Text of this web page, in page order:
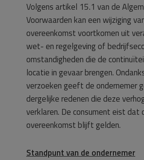
Volgens artikel 15.1 van de
Voorwaarden kan een wijziging
overeenkomst voortkomen uit
wet- en regelgeving of
omstandigheden die de
locatie in gevaar brengen.
verzoeken geeft de ondernemer
dergelijke redenen die deze
verklaren. De consument eist dat
overeenkomst blijft gelden.
Standpunt van de ondernemer